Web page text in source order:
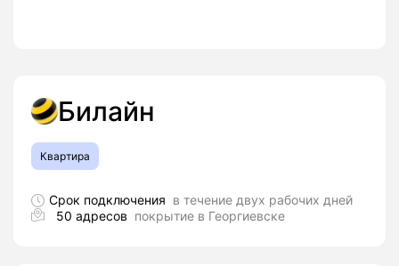
Билайн
Квартира
Срок подключения в течение двух рабочих дней
50 адресов покрытие в Георгиевске